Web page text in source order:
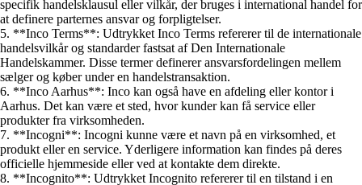
specifik handelsklausul eller vilkår, der bruges i international handel for
at definere parternes ansvar og forpligtelser.
5. **Inco Terms**: Udtrykket Inco Terms refererer til de internationale
handelsvilkår og standarder fastsat af Den Internationale
Handelskammer. Disse termer definerer ansvarsfordelingen mellem
sælger og køber under en handelstransaktion.
6. **Inco Aarhus**: Inco kan også have en afdeling eller kontor i
Aarhus. Det kan være et sted, hvor kunder kan få service eller
produkter fra virksomheden.
7. **Incogni**: Incogni kunne være et navn på en virksomhed, et
produkt eller en service. Yderligere information kan findes på deres
officielle hjemmeside eller ved at kontakte dem direkte.
8. **Incognito**: Udtrykket Incognito refererer til en tilstand i en